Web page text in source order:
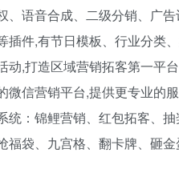
、语音合成、二级分销、广
插件,有节日模板、行业分类
动,打造区域营销拓客第一平
微信营销平台,提供更专业的
统：锦鲤营销、红包拓客、
福袋、九宫格、翻卡牌、砸